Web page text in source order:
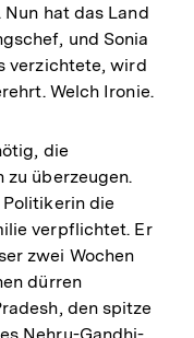
hat das Land
und Sonia
verzichtete, wird
Welch Ironie.
die
zu überzeugen.
die
verpflichtet. Er
zwei Wochen
dürren
den spitze